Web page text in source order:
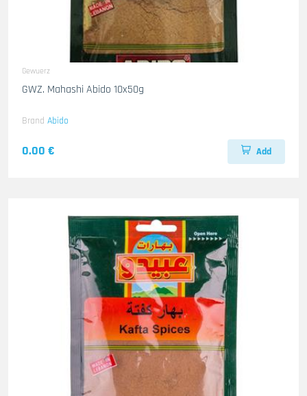
Gewuerz
GWZ. Mahashi Abido 10x50g
Brand Abido
0.00 € Add